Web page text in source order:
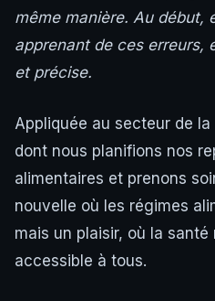
même manière. Au début,
apprenant de ces erreurs,
et précise.
Appliquée au secteur de
dont nous planifions nos
alimentaires et prenons
nouvelle où les régimes
mais un plaisir, où la
accessible à tous.